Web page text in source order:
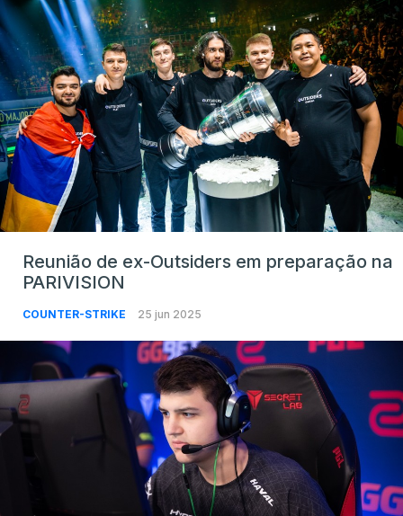
Reunião de ex-Outsiders em preparação na
PARIVISION
COUNTER-STRIKE 25 jun 2025